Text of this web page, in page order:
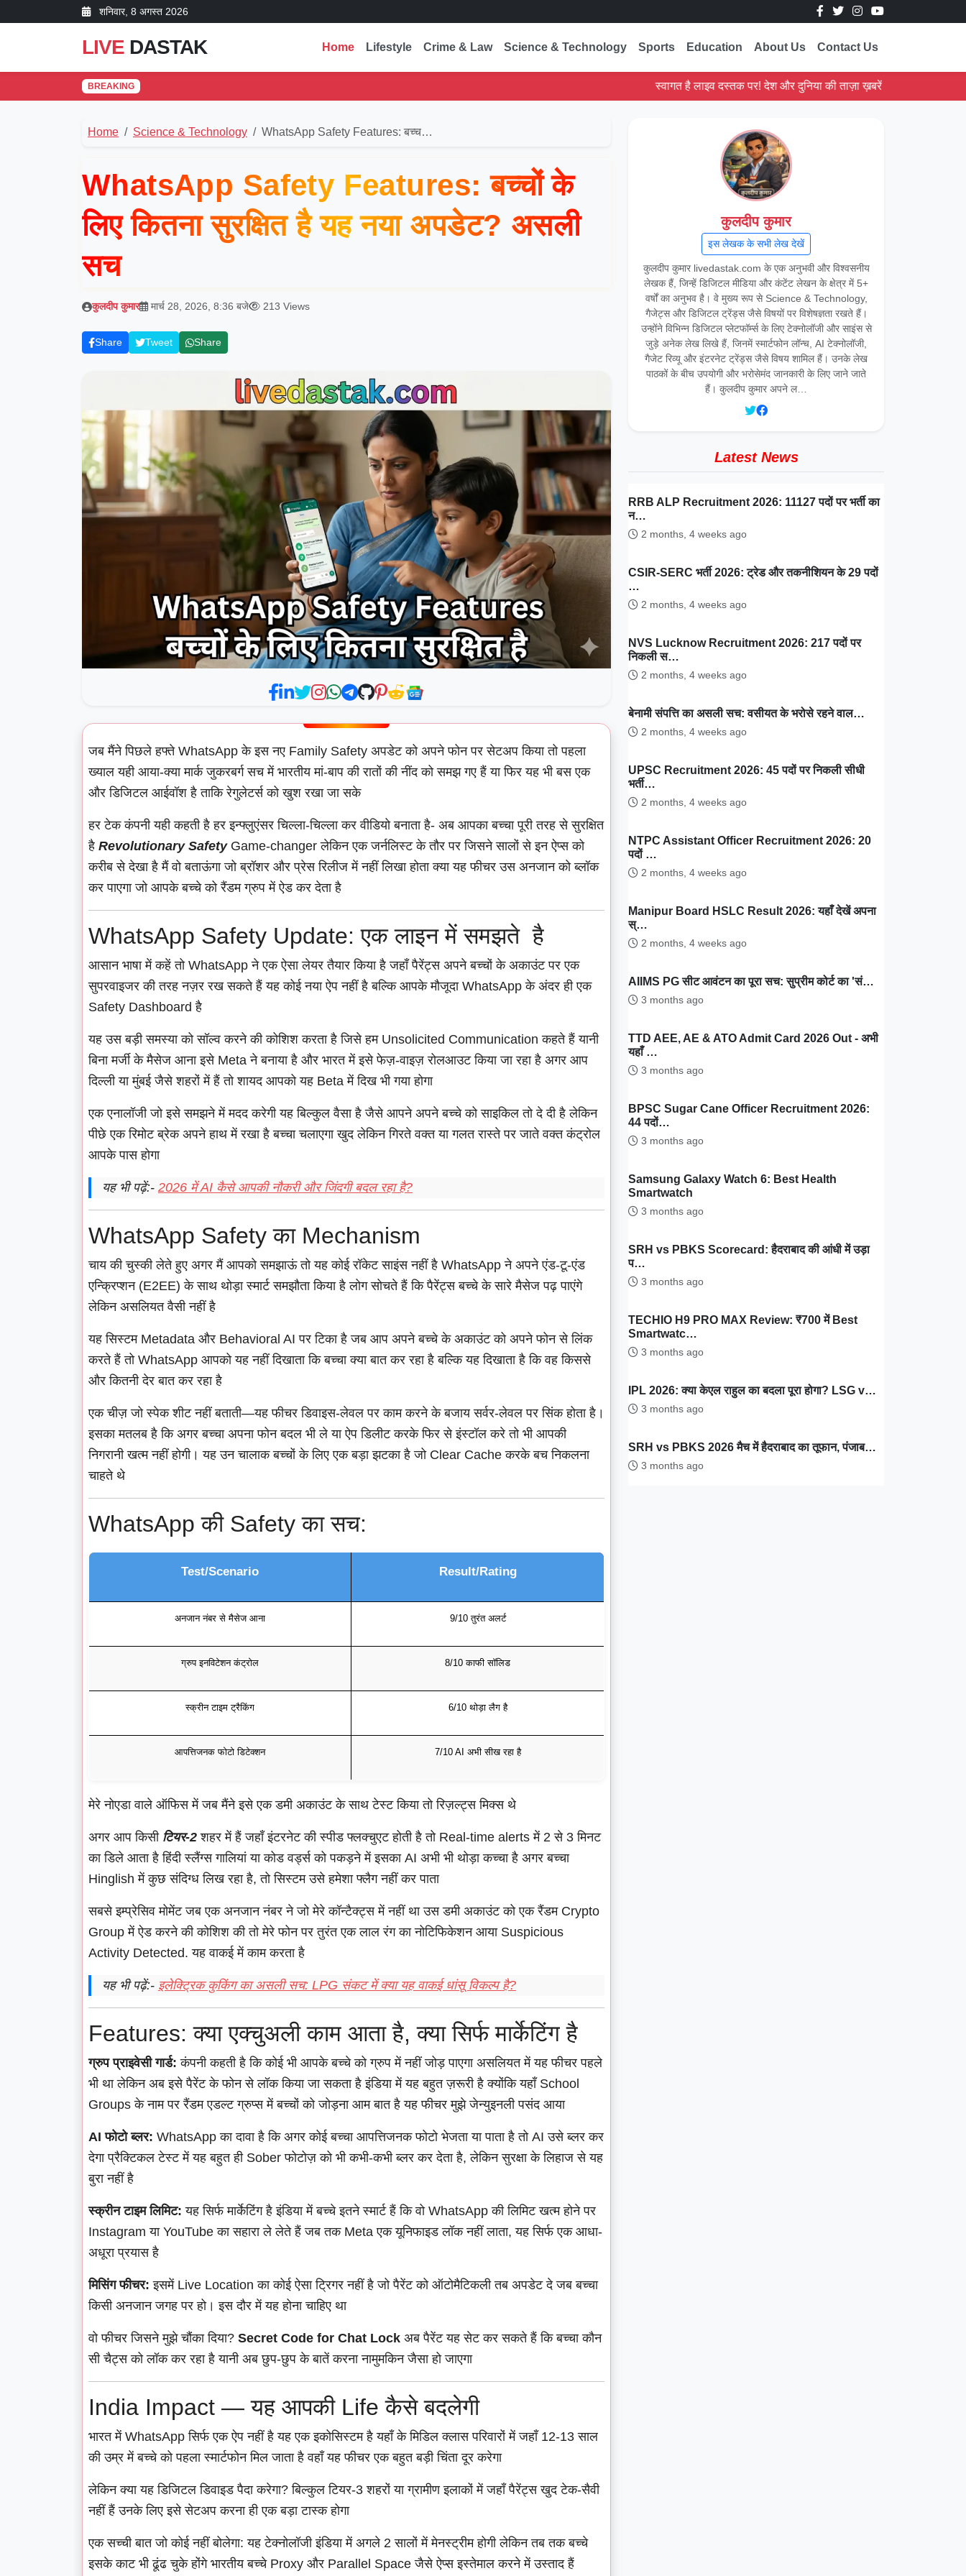
शनिवार, 8 अगस्त 2026
LIVE DASTAK Home Lifestyle Crime & Law Science & Technology Sports Education About Us Contact Us
BREAKING स्वागत है लाइव दस्तक पर! देश और दुनिया की ताज़ा ख़बरें पढ़ें।
Home Science & Technology WhatsApp Safety Features: बच्च…
WhatsApp Safety Features: बच्चों के
लिए कितना सुरक्षित है यह नया अपडेट? असली
सच
कुलदीप कुमार मार्च 28, 2026, 8:36 बजे 213 Views
Share Tweet Share
जब मैंने पिछले हफ्ते WhatsApp के इस नए Family Safety अपडेट को अपने फोन पर सेटअप किया तो पहला
ख्याल यही आया-क्या मार्क जुकरबर्ग सच में भारतीय मां-बाप की रातों की नींद को समझ गए हैं या फिर यह भी बस एक
और डिजिटल आईवॉश है ताकि रेगुलेटर्स को खुश रखा जा सके
हर टेक कंपनी यही कहती है हर इन्फ्लुएंसर चिल्ला-चिल्ला कर वीडियो बनाता है- अब आपका बच्चा पूरी तरह से सुरक्षित
है Revolutionary SafetyGame-changer लेकिन एक जर्नलिस्ट के तौर पर जिसने सालों से इन ऐप्स को
करीब से देखा है मैं वो बताऊंगा जो ब्रॉशर और प्रेस रिलीज में नहीं लिखा होता क्या यह फीचर उस अनजान को ब्लॉक
कर पाएगा जो आपके बच्चे को रैंडम ग्रुप में ऐड कर देता है
WhatsApp Safety Update: एक लाइन में समझते है
आसान भाषा में कहें तो WhatsApp ने एक ऐसा लेयर तैयार किया है जहाँ पैरेंट्स अपने बच्चों के अकाउंट पर एक
सुपरवाइजर की तरह नज़र रख सकते हैं यह कोई नया ऐप नहीं है बल्कि आपके मौजूदा WhatsApp के अंदर ही एक
Safety Dashboard है
यह उस बड़ी समस्या को सॉल्व करने की कोशिश करता है जिसे हम Unsolicited Communication कहते हैं यानी
बिना मर्जी के मैसेज आना इसे Meta ने बनाया है और भारत में इसे फेज़-वाइज़ रोलआउट किया जा रहा है अगर आप
दिल्ली या मुंबई जैसे शहरों में हैं तो शायद आपको यह Beta में दिख भी गया होगा
एक एनालॉजी जो इसे समझने में मदद करेगी यह बिल्कुल वैसा है जैसे आपने अपने बच्चे को साइकिल तो दे दी है लेकिन
पीछे एक रिमोट ब्रेक अपने हाथ में रखा है बच्चा चलाएगा खुद लेकिन गिरते वक्त या गलत रास्ते पर जाते वक्त कंट्रोल
आपके पास होगा
यह भी पढ़ें:- 2026 में AI कैसे आपकी नौकरी और जिंदगी बदल रहा है?
WhatsApp Safety का Mechanism
चाय की चुस्की लेते हुए अगर मैं आपको समझाऊं तो यह कोई रॉकेट साइंस नहीं है WhatsApp ने अपने एंड-टू-एंड
एन्क्रिप्शन (E2EE) के साथ थोड़ा स्मार्ट समझौता किया है लोग सोचते हैं कि पैरेंट्स बच्चे के सारे मैसेज पढ़ पाएंगे
लेकिन असलियत वैसी नहीं है
यह सिस्टम Metadata और Behavioral AI पर टिका है जब आप अपने बच्चे के अकाउंट को अपने फोन से लिंक
करते हैं तो WhatsApp आपको यह नहीं दिखाता कि बच्चा क्या बात कर रहा है बल्कि यह दिखाता है कि वह किससे
और कितनी देर बात कर रहा है
एक चीज़ जो स्पेक शीट नहीं बताती—यह फीचर डिवाइस-लेवल पर काम करने के बजाय सर्वर-लेवल पर सिंक होता है।
इसका मतलब है कि अगर बच्चा अपना फोन बदल भी ले या ऐप डिलीट करके फिर से इंस्टॉल करे तो भी आपकी
निगरानी खत्म नहीं होगी। यह उन चालाक बच्चों के लिए एक बड़ा झटका है जो Clear Cache करके बच निकलना
चाहते थे
WhatsApp की Safety का सच:
Test/Scenario Result/Rating
अनजान नंबर से मैसेज आना 9/10 तुरंत अलर्ट
ग्रुप इनविटेशन कंट्रोल 8/10 काफी सॉलिड
स्क्रीन टाइम ट्रैकिंग 6/10 थोड़ा लैग है
आपत्तिजनक फोटो डिटेक्शन 7/10 AI अभी सीख रहा है
मेरे नोएडा वाले ऑफिस में जब मैंने इसे एक डमी अकाउंट के साथ टेस्ट किया तो रिज़ल्ट्स मिक्स थे
अगर आप किसी टियर-2 शहर में हैं जहाँ इंटरनेट की स्पीड फ्लक्चुएट होती है तो Real-time alerts में 2 से 3 मिनट
का डिले आता है हिंदी स्लैंग्स गालियां या कोड वर्ड्स को पकड़ने में इसका AI अभी भी थोड़ा कच्चा है अगर बच्चा
Hinglish में कुछ संदिग्ध लिख रहा है, तो सिस्टम उसे हमेशा फ्लैग नहीं कर पाता
सबसे इम्प्रेसिव मोमेंट जब एक अनजान नंबर ने जो मेरे कॉन्टैक्ट्स में नहीं था उस डमी अकाउंट को एक रैंडम Crypto
Group में ऐड करने की कोशिश की तो मेरे फोन पर तुरंत एक लाल रंग का नोटिफिकेशन आया Suspicious
Activity Detected. यह वाकई में काम करता है
यह भी पढ़ें:- इलेक्ट्रिक कुकिंग का असली सच: LPG संकट में क्या यह वाकई धांसू विकल्प है?
Features: क्या एक्चुअली काम आता है, क्या सिर्फ मार्केटिंग है
ग्रुप प्राइवेसी गार्ड: कंपनी कहती है कि कोई भी आपके बच्चे को ग्रुप में नहीं जोड़ पाएगा असलियत में यह फीचर पहले
भी था लेकिन अब इसे पैरेंट के फोन से लॉक किया जा सकता है इंडिया में यह बहुत ज़रूरी है क्योंकि यहाँ School
Groups के नाम पर रैंडम एडल्ट ग्रुप्स में बच्चों को जोड़ना आम बात है यह फीचर मुझे जेन्युइनली पसंद आया
AI फोटो ब्लर: WhatsApp का दावा है कि अगर कोई बच्चा आपत्तिजनक फोटो भेजता या पाता है तो AI उसे ब्लर कर
देगा प्रैक्टिकल टेस्ट में यह बहुत ही Sober फोटोज़ को भी कभी-कभी ब्लर कर देता है, लेकिन सुरक्षा के लिहाज से यह
बुरा नहीं है
स्क्रीन टाइम लिमिट: यह सिर्फ मार्केटिंग है इंडिया में बच्चे इतने स्मार्ट हैं कि वो WhatsApp की लिमिट खत्म होने पर
Instagram या YouTube का सहारा ले लेते हैं जब तक Meta एक यूनिफाइड लॉक नहीं लाता, यह सिर्फ एक आधा-
अधूरा प्रयास है
मिसिंग फीचर: इसमें Live Location का कोई ऐसा ट्रिगर नहीं है जो पैरेंट को ऑटोमैटिकली तब अपडेट दे जब बच्चा
किसी अनजान जगह पर हो। इस दौर में यह होना चाहिए था
वो फीचर जिसने मुझे चौंका दिया? Secret Code for Chat Lock अब पैरेंट यह सेट कर सकते हैं कि बच्चा कौन
सी चैट्स को लॉक कर रहा है यानी अब छुप-छुप के बातें करना नामुमकिन जैसा हो जाएगा
India Impact — यह आपकी Life कैसे बदलेगी
भारत में WhatsApp सिर्फ एक ऐप नहीं है यह एक इकोसिस्टम है यहाँ के मिडिल क्लास परिवारों में जहाँ 12-13 साल
की उम्र में बच्चे को पहला स्मार्टफोन मिल जाता है वहाँ यह फीचर एक बहुत बड़ी चिंता दूर करेगा
लेकिन क्या यह डिजिटल डिवाइड पैदा करेगा? बिल्कुल टियर-3 शहरों या ग्रामीण इलाकों में जहाँ पैरेंट्स खुद टेक-सैवी
नहीं हैं उनके लिए इसे सेटअप करना ही एक बड़ा टास्क होगा
एक सच्ची बात जो कोई नहीं बोलेगा: यह टेक्नोलॉजी इंडिया में अगले 2 सालों में मेनस्ट्रीम होगी लेकिन तब तक बच्चे
इसके काट भी ढूंढ चुके होंगे भारतीय बच्चे Proxy और Parallel Space जैसे ऐप्स इस्तेमाल करने में उस्ताद हैं
कुलदीप कुमार
इस लेखक के सभी लेख देखें
कुलदीप कुमार livedastak.com के एक अनुभवी और विश्वसनीय
लेखक हैं, जिन्हें डिजिटल मीडिया और कंटेंट लेखन के क्षेत्र में 5+
वर्षों का अनुभव है। वे मुख्य रूप से Science & Technology,
गैजेट्स और डिजिटल ट्रेंड्स जैसे विषयों पर विशेषज्ञता रखते हैं।
उन्होंने विभिन्न डिजिटल प्लेटफॉर्म्स के लिए टेक्नोलॉजी और साइंस से
जुड़े अनेक लेख लिखे हैं, जिनमें स्मार्टफोन लॉन्च, AI टेक्नोलॉजी,
गैजेट रिव्यू और इंटरनेट ट्रेंड्स जैसे विषय शामिल हैं। उनके लेख
पाठकों के बीच उपयोगी और भरोसेमंद जानकारी के लिए जाने जाते
हैं। कुलदीप कुमार अपने ल…
Latest News
RRB ALP Recruitment 2026: 11127 पदों पर भर्ती का
न…
2 months, 4 weeks ago
CSIR-SERC भर्ती 2026: ट्रेड और तकनीशियन के 29 पदों
…
2 months, 4 weeks ago
NVS Lucknow Recruitment 2026: 217 पदों पर
निकली स…
2 months, 4 weeks ago
बेनामी संपत्ति का असली सच: वसीयत के भरोसे रहने वाल…
2 months, 4 weeks ago
UPSC Recruitment 2026: 45 पदों पर निकली सीधी
भर्ती…
2 months, 4 weeks ago
NTPC Assistant Officer Recruitment 2026: 20
पदों …
2 months, 4 weeks ago
Manipur Board HSLC Result 2026: यहाँ देखें अपना
स्…
2 months, 4 weeks ago
AIIMS PG सीट आवंटन का पूरा सच: सुप्रीम कोर्ट का 'सं…
3 months ago
TTD AEE, AE & ATO Admit Card 2026 Out - अभी
यहाँ …
3 months ago
BPSC Sugar Cane Officer Recruitment 2026:
44 पदों…
3 months ago
Samsung Galaxy Watch 6: Best Health
Smartwatch
3 months ago
SRH vs PBKS Scorecard: हैदराबाद की आंधी में उड़ा
प…
3 months ago
TECHIO H9 PRO MAX Review: ₹700 में Best
Smartwatc…
3 months ago
IPL 2026: क्या केएल राहुल का बदला पूरा होगा? LSG v…
3 months ago
SRH vs PBKS 2026 मैच में हैदराबाद का तूफान, पंजाब…
3 months ago